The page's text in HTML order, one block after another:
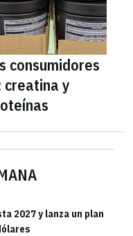
2027 y lanza un plan
consumidores
creatina y